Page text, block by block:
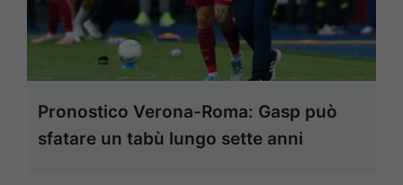
Pronostico Verona-Roma: Gasp può
sfatare un tabù lungo sette anni